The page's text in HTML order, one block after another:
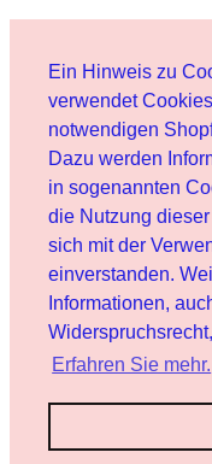
Ein Hinweis zu
verwendet
notwendigen
Dazu werden
in sogenannten
die Nutzung
sich mit der
einverstanden.
Informationen,
Erfahren Sie mehr.
Service